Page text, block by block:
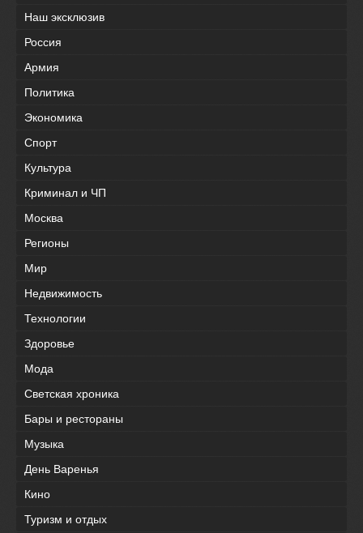
Наш эксклюзив
Россия
Армия
Политика
Экономика
Спорт
Культура
Криминал и ЧП
Москва
Регионы
Мир
Недвижимость
Технологии
Здоровье
Мода
Светская хроника
Бары и рестораны
Музыка
День Варенья
Кино
Туризм и отдых